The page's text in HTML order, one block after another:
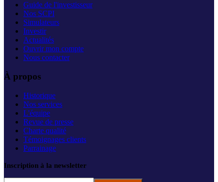
Guide de l'investisseur
Nos SCPI
Simulateurs
Investir
Actualités
Ouvrir mon compte
Nous contacter
À propos
Historique
Nos services
L'équipe
Revue de presse
Charte qualité
Témoignages clients
Parrainage
Inscription à la newsletter